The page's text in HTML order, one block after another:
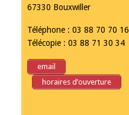
67330 Bouxwiller
Téléphone : 03 88 70 70 16
Télécopie : 03 88 71 30 34
email
horaires d’ouverture